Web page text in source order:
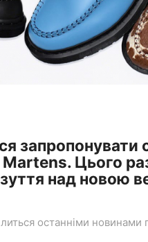
запропонувати
Цього
над новою
останніми новинами